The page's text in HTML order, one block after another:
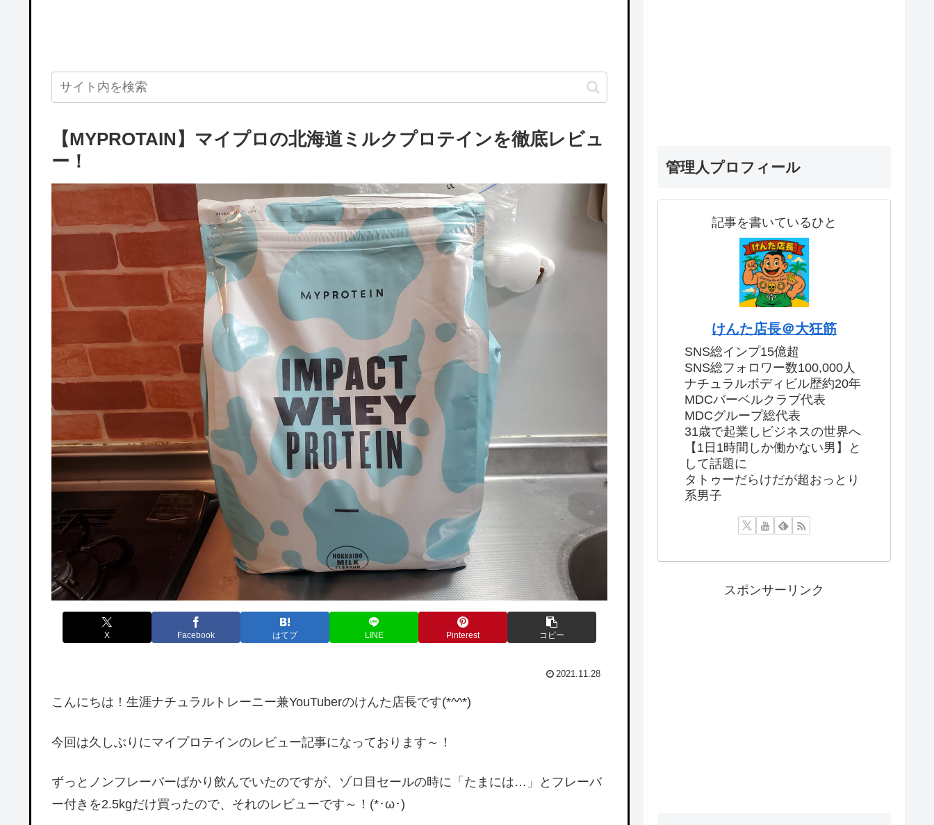
【MYPROTAIN】マイプロの北海道ミルクプロテインを徹底レビュ
ー！
X Facebook はてブ LINE Pinterest コピー
2021.11.28
こんにちは！生涯ナチュラルトレーニー兼YouTuberのけんた店長です(*^^*)
今回は久しぶりにマイプロテインのレビュー記事になっております～！
ずっとノンフレーバーばかり飲んでいたのですが、ゾロ目セールの時に「たまには…」とフレーバ
ー付きを2.5kgだけ買ったので、それのレビューです～！(*･ω･)
管理人プロフィール
記事を書いているひと
けんた店長＠大狂筋
SNS総インプ15億超
SNS総フォロワー数100,000人
ナチュラルボディビル歴約20年
MDCバーベルクラブ代表
MDCグループ総代表
31歳で起業しビジネスの世界へ
【1日1時間しか働かない男】と
して話題に
タトゥーだらけだが超おっとり
系男子
スポンサーリンク